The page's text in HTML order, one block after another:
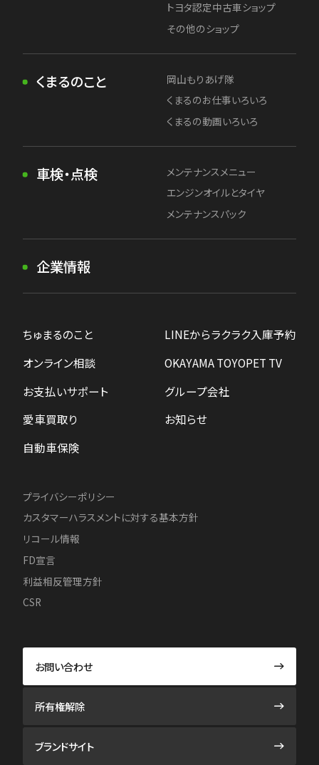
トヨタ認定中古車ショップ
その他のショップ
くまるのこと
岡山もりあげ隊
くまるのお仕事いろいろ
くまるの動画いろいろ
車検・点検
メンテナンスメニュー
エンジンオイルとタイヤ
メンテナンスパック
企業情報
ちゅまるのこと
オンライン相談
お支払いサポート
愛車買取り
自動車保険
LINEからラクラク入庫予約
OKAYAMA TOYOPET TV
グループ会社
お知らせ
プライバシーポリシー
カスタマーハラスメントに対する基本方針
リコール情報
FD宣言
利益相反管理方針
CSR
お問い合わせ
所有権解除
ブランドサイト